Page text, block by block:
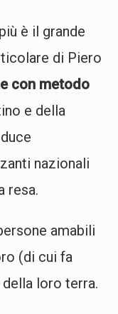
è il grande
di Piero
con metodo
e della
nazionali
resa.
amabili
(di cui fa
loro terra.